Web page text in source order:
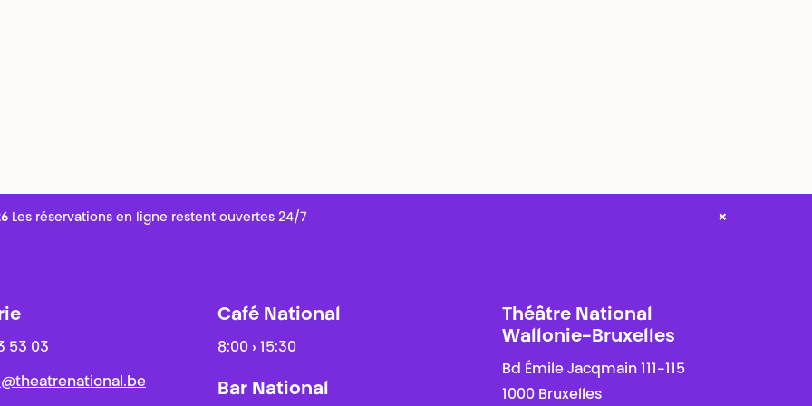
Les réservations en ligne restent ouvertes 24/7 ×
53 03
Café National
8:00 › 15:30
Bar National
Théâtre National
Wallonie-Bruxelles
Bd Émile Jacqmain 111-115
1000 Bruxelles